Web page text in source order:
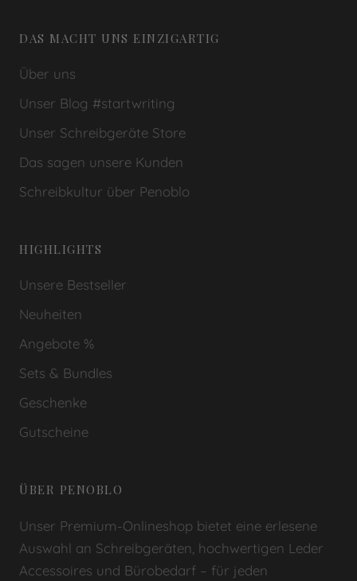
DAS MACHT UNS EINZIGARTIG
Über uns
Unser Blog #startwriting
Unser Schreibgeräte Store
Das sagen unsere Kunden
Schreibkultur über Penoblo
HIGHLIGHTS
Unsere Bestseller
Neuheiten
Angebote %
Sets & Bundles
Geschenke
Gutscheine
ÜBER PENOBLO
Unser Premium-Onlineshop bietet eine erlesene
Auswahl an Schreibgeräten, hochwertigen Leder
Accessoires und Bürobedarf – für jeden